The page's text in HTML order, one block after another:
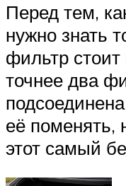
Перед тем,
нужно знать
фильтр
точнее два
её поменять,
этот самый